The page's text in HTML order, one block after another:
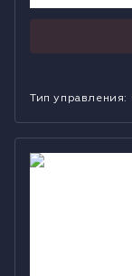
Тип управления:
Тостер на 4